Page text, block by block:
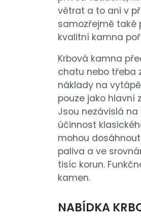
větrat a to ani v
samozřejmě také
kvalitní kamna
Krbová kamna
chatu nebo třeba
náklady na
pouze jako hlavní
Jsou nezávislá
účinnost
mohou
paliva a ve
tisíc korun.
kamen.
NABÍDKA